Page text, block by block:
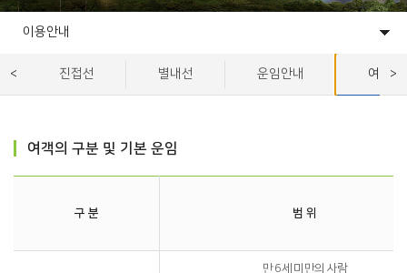
이용안내
시설개요
이용안내
알림마당
안전환경
고객지원진접선 별내선 운임안내 여객운
여객의 구분 및 기본 운임
구 분 범 위
만 6세 미만의 사람